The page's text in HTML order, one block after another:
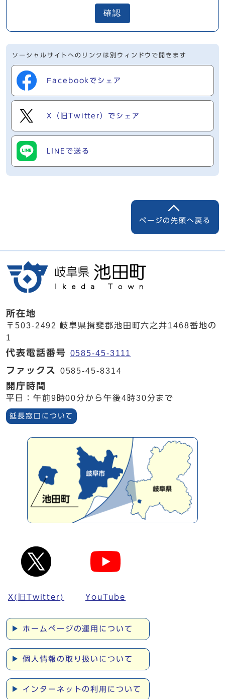
確認
ソーシャルサイトへのリンクは別ウィンドウで開きます
Facebookでシェア
X（旧Twitter）でシェア
LINEで送る
ページの先頭へ戻る
所在地
〒503-2492 岐阜県揖斐郡池田町六之井1468番地の
1
代表電話番号 0585-45-3111
ファックス 0585-45-8314
開庁時間
平日：午前9時00分から午後4時30分まで
延長窓口について
X(旧Twitter) YouTube
ホームページの運用について
個人情報の取り扱いについて
インターネットの利用について